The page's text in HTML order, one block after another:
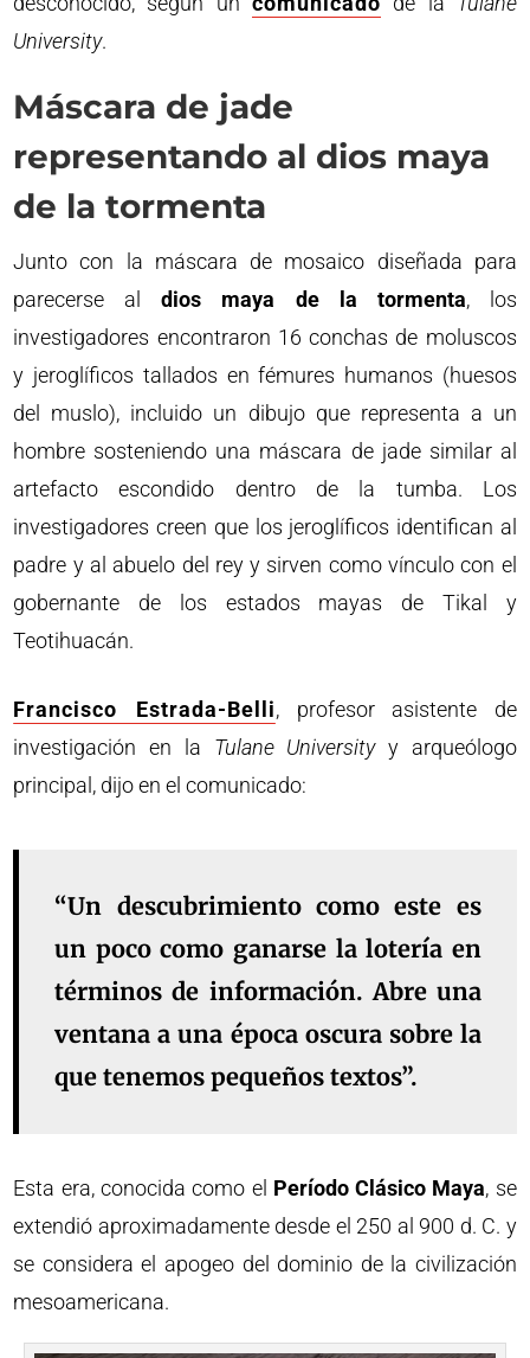
University.
Máscara de jade
representando al dios maya
de la tormenta
Junto con la máscara de mosaico diseñada para
parecerse aldios maya de la tormenta, los
investigadores encontraron 16 conchas de moluscos
y jeroglíficos tallados en fémures humanos (huesos
del muslo), incluido un dibujo que representa a un
hombre sosteniendo una máscara de jade similar al
artefacto escondido dentro de la tumba. Los
investigadores creen que los jeroglíficos identifican al
padre y al abuelo del rey y sirven como vínculo con el
gobernante de los estados mayas de Tikal y
Teotihuacán.
Francisco Estrada-Belli, profesor asistente de
investigación en la Tulane Universityy arqueólogo
principal, dijo en el comunicado:
“Un descubrimiento como este es
un poco como ganarse la lotería en
términos de información. Abre una
ventana a una época oscura sobre la
que tenemos pequeños textos”.
Esta era, conocida como el Período Clásico Maya, se
extendió aproximadamente desde el 250 al 900 d. C. y
se considera el apogeo del dominio de la civilización
mesoamericana.